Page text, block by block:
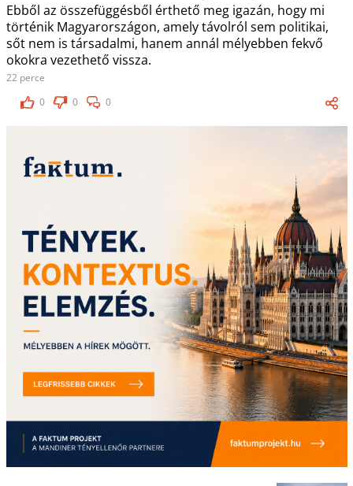
Ebből az összefüggésből érthető meg igazán, hogy mi
történik Magyarországon, amely távolról sem politikai,
sőt nem is társadalmi, hanem annál mélyebben fekvő
okokra vezethető vissza.
22 perce
0
0 0